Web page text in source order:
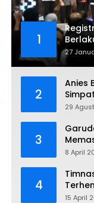
1
27
2
Anies
29
3
Dunia
8 April
4
Piala
15 April